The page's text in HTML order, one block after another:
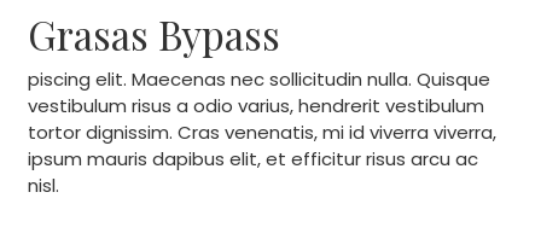
Grasas Bypass
piscing elit. Maecenas nec sollicitudin nulla. Quisque
vestibulum risus a odio varius, hendrerit vestibulum
tortor dignissim. Cras venenatis, mi id viverra viverra,
ipsum mauris dapibus elit, et efficitur risus arcu ac
nisl.